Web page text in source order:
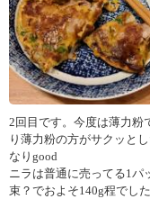
2回目です。今度は薄力粉
り薄力粉の方がサクッと
なりgood
ニラは普通に売ってる1パ
束？でおよそ140g程でし